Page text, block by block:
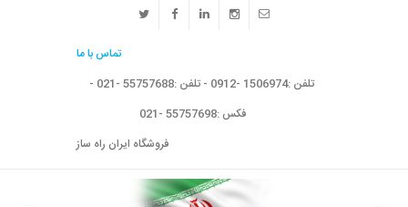
تماس با ما
تلفن :1506974 -0912 - تلفن :55757688 -021 -
فکس :55757698 -021
فروشگاه ایران راه ساز